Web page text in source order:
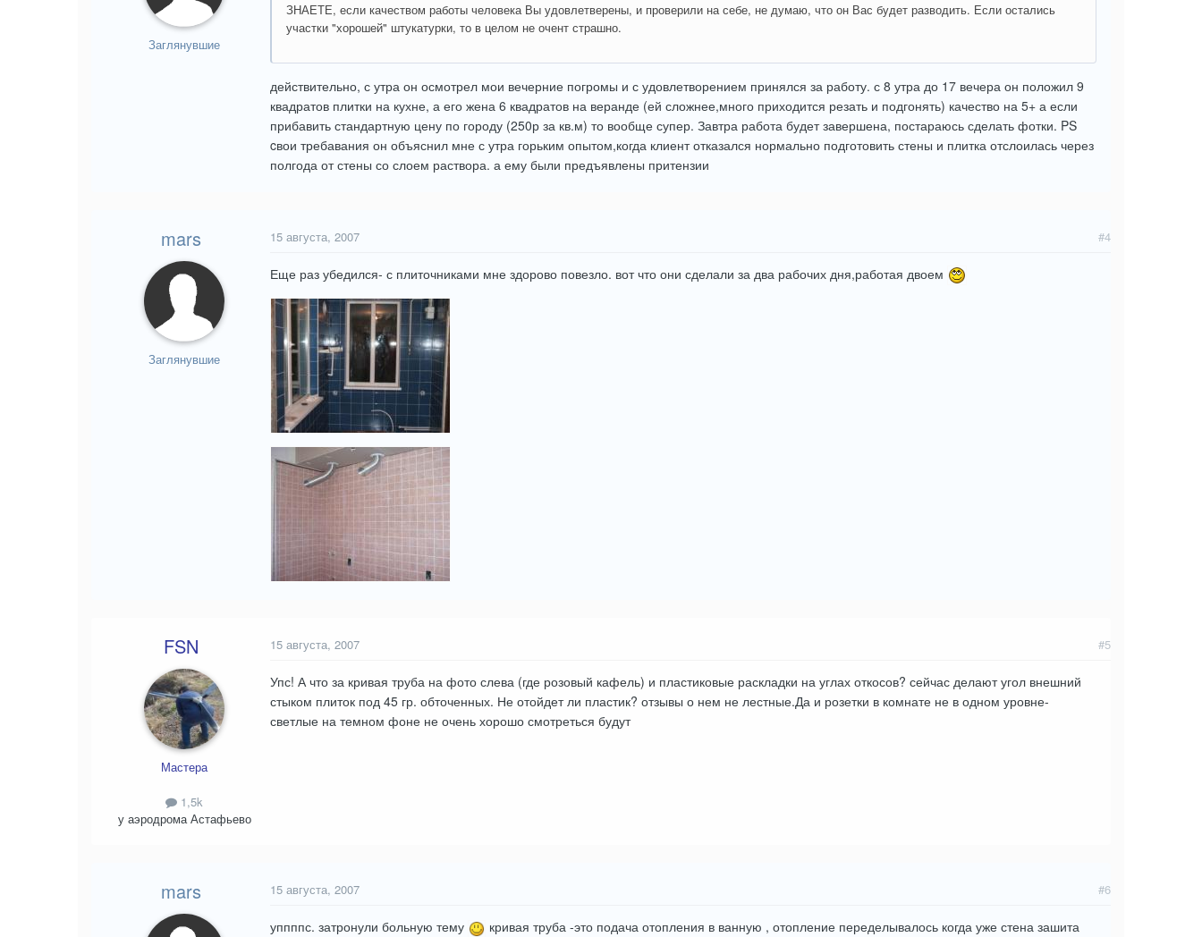
Заглянувшие
ЗНАЕТЕ, если качеством работы человека Вы удовлетверены, и проверили на себе, не думаю, что он Вас будет разводить. Если остались
участки "хорошей" штукатурки, то в целом не очент страшно.
действительно, с утра он осмотрел мои вечерние погромы и с удовлетворением принялся за работу. с 8 утра до 17 вечера он положил 9
квадратов плитки на кухне, а его жена 6 квадратов на веранде (ей сложнее,много приходится резать и подгонять) качество на 5+ а если
прибавить стандартную цену по городу (250р за кв.м) то вообще супер. Завтра работа будет завершена, постараюсь сделать фотки. PS
cвои требавания он объяснил мне с утра горьким опытом,когда клиент отказался нормально подготовить стены и плитка отслоилась через
полгода от стены со слоем раствора. а ему были предъявлены притензии
mars
Заглянувшие
#4
15 августа, 2007
Еще раз убедился- с плиточниками мне здорово повезло. вот что они сделали за два рабочих дня,работая двоем
FSN
Мастера
1,5k
у аэродрома Астафьево
#5
15 августа, 2007
Упс! А что за кривая труба на фото слева (где розовый кафель) и пластиковые раскладки на углах откосов? сейчас делают угол внешний
стыком плиток под 45 гр. обточенных. Не отойдет ли пластик? отзывы о нем не лестные.Да и розетки в комнате не в одном уровне-
светлые на темном фоне не очень хорошо смотреться будут
mars #6
15 августа, 2007
уппппс. затронули больную тему
кривая труба -это подача отопления в ванную , отопление переделывалось когда уже стена зашита